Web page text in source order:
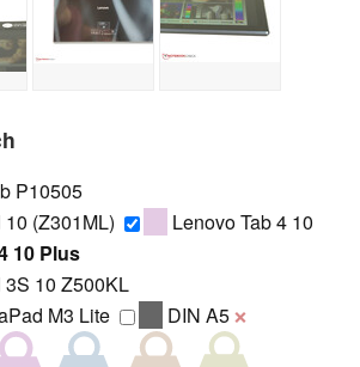
P10505
(Z301ML)
Lenovo Tab 4 10
10 Plus
10 Z500KL
M3 Lite
DIN A5 ❌